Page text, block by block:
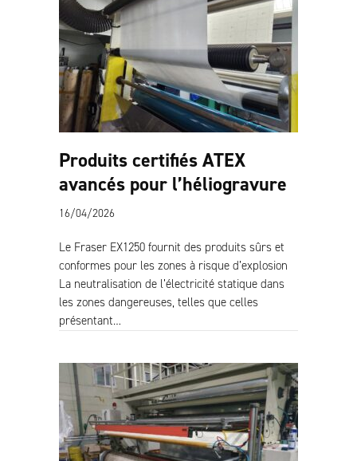
Produits certifiés ATEX
avancés pour l’héliogravure
16/04/2026
Le Fraser EX1250 fournit des produits sûrs et
conformes pour les zones à risque d’explosion
La neutralisation de l’électricité statique dans
les zones dangereuses, telles que celles
présentant…